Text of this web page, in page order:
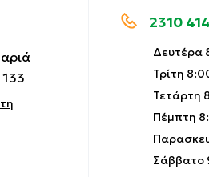
2310
Δευτέρα
Τρίτη
Τετάρτη
Πέμπτη
Σάββατο